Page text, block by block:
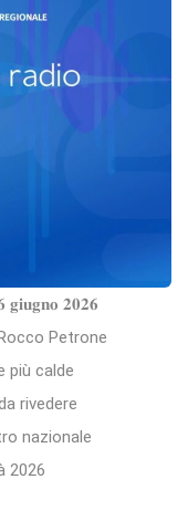
𝐠𝐢𝐮𝐠𝐧𝐨 𝟐𝟎𝟐𝟔
Petrone
più calde
rivedere
nazionale
2026